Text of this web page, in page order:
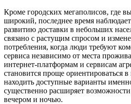
Кроме городских мегаполисов, где
широкий, последнее время
развитию доставки в небольших
связано с растущим спросом и
потребления, когда люди требуют
сервиса независимо от места
интернет-платформам и сервисам
становится проще ориентироваться
находить доступные варианты
существенно расширяет
вечером и ночью.